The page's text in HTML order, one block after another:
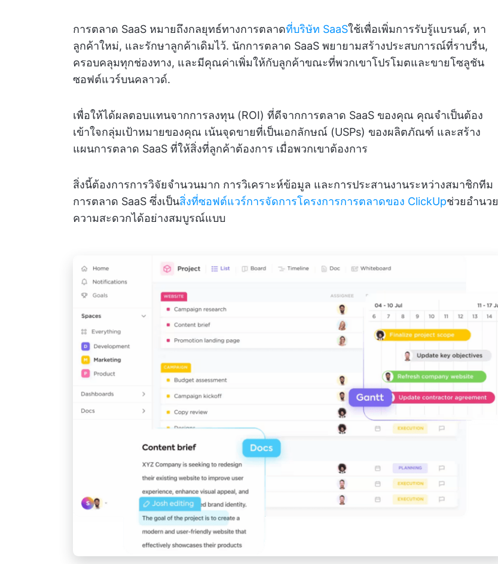
การตลาด SaaS หมายถึงกลยุทธ์ทางการตลาดที่บริษัท SaaSใช้เพื่อเพิ่มการรับรู้แบรนด์, หา
ลูกค้าใหม่, และรักษาลูกค้าเดิมไว้. นักการตลาด SaaS พยายามสร้างประสบการณ์ที่ราบรื่น,
ครอบคลุมทุกช่องทาง, และมีคุณค่าเพิ่มให้กับลูกค้าขณะที่พวกเขาโปรโมตและขายโซลูชัน
ซอฟต์แวร์บนคลาวด์.
เพื่อให้ได้ผลตอบแทนจากการลงทุน (ROI) ที่ดีจากการตลาด SaaS ของคุณ คุณจำเป็นต้อง
เข้าใจกลุ่มเป้าหมายของคุณ เน้นจุดขายที่เป็นเอกลักษณ์ (USPs) ของผลิตภัณฑ์ และสร้าง
แผนการตลาด SaaS ที่ให้สิ่งที่ลูกค้าต้องการ เมื่อพวกเขาต้องการ
สิ่งนี้ต้องการการวิจัยจำนวนมาก การวิเคราะห์ข้อมูล และการประสานงานระหว่างสมาชิกทีม
การตลาด SaaS ซึ่งเป็นสิ่งที่ซอฟต์แวร์การจัดการโครงการการตลาดของ ClickUpช่วยอำนวย
ความสะดวกได้อย่างสมบูรณ์แบบ